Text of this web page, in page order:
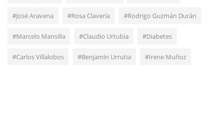
#José Aravena #Rosa Clavería #Rodrigo Guzmán Durán
#Marcelo Mansilla #Claudio Urtubia #Diabetes
#Carlos Villalobos #Benjamín Urrutia #Irene Muñoz